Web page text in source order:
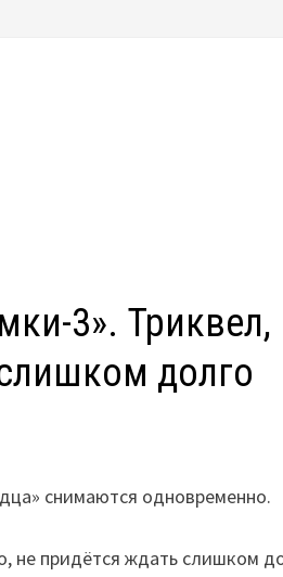
3». Триквел,
долго
снимаются одновременно.